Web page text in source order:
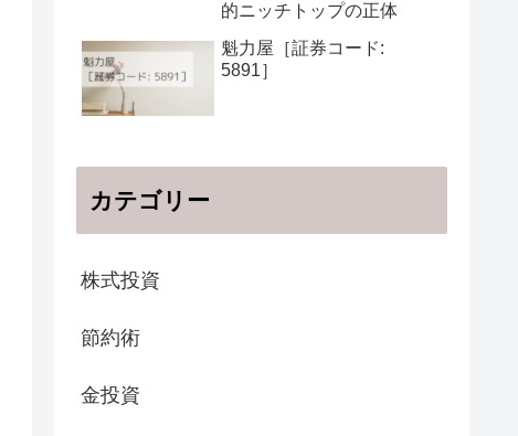
的ニッチトップの正体
魁力屋［証券コード:
5891］
カテゴリー
株式投資
節約術
金投資